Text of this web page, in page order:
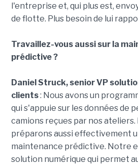
l'entreprise et, qui plus est,
de flotte. Plus besoin de lui
Travaillez-vous aussi sur la
prédictive ?
Daniel Struck, senior VP
clients: Nous avons un
qui s'appuie sur les données de
camions reçues par nos ateliers.
préparons aussi effectivement
maintenance prédictive. Notre
solution numérique qui permet